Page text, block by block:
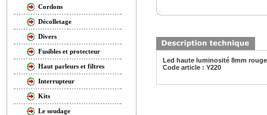
Cordons
Décolletage
Divers
Fusibles et protecteur
Haut parleurs et filtres
Interrupteur
Kits
Le soudage
Led haute luminosité 8mm rouge
Code article : Y220